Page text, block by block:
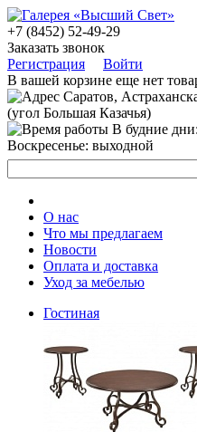
+7 (8452) 52-49-29
Заказать звонок
Регистрация
Войти
В вашей корзине еще нет
Саратов,
(угол Большая Казачья)
В будние
Воскресенье: выходной
О нас
Что мы предлагаем
Новости
Оплата и доставка
Уход за мебелью
Гостиная